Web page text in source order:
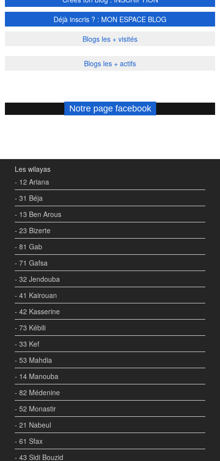
Déjà inscris ? : MON ESPACE BLOG
Blogs les + visités
Blogs les + actifs
Notre page facebook
Les wilayas
- 12 Ariana
- 31 Béja
- 13 Ben Arous
- 23 Bizerte
- 81 Gab
- 71 Gafsa
- 32 Jendouba
- 41 Kairouan
- 42 Kasserine
- 73 Kébili
- 33 Kef
- 53 Mahdia
- 14 Manouba
- 82 Médenine
- 52 Monastir
- 21 Nabeul
- 61 Sfax
- 43 Sidi Bouzid